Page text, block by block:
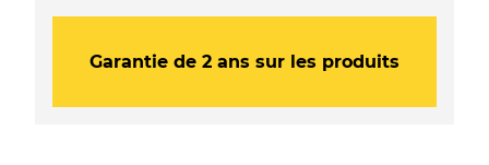
Garantie de 2 ans sur les produits